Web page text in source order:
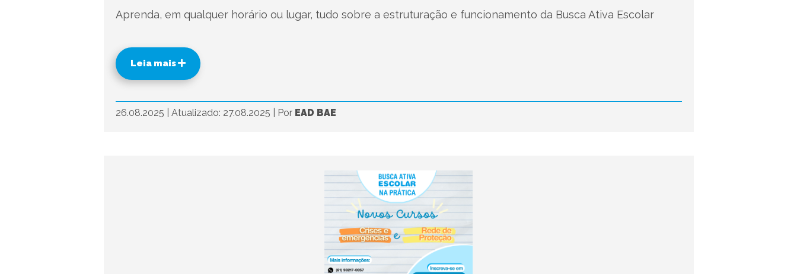
Aprenda, em qualquer horário ou lugar, tudo sobre a estruturação e funcionamento da Busca Ativa Escolar
Leia mais
26.08.2025 Atualizado: 27.08.2025 Por EAD BAE